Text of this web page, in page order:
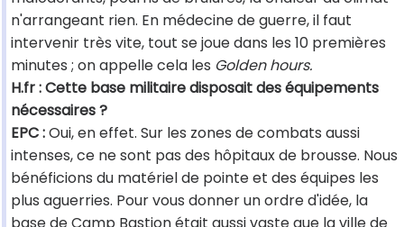
n'arrangeant rien. En médecine de guerre, il faut
intervenir très vite, tout se joue dans les 10 premières
minutes ; on appelle cela les Golden hours.
H.fr : Cette base militaire disposait des équipements
nécessaires ?
EPC :Oui, en effet. Sur les zones de combats aussi
intenses, ce ne sont pas des hôpitaux de brousse. Nous
bénéficions du matériel de pointe et des équipes les
plus aguerries. Pour vous donner un ordre d'idée, la